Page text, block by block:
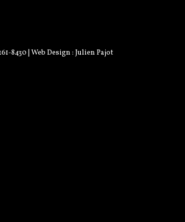
8430 | Web Design : Julien Pajot